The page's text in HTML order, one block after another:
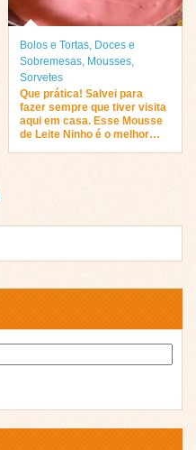
Bolos e Tortas, Doces e
Sobremesas, Mousses,
Sorvetes
Que prática! Salvei para
fazer sempre que tiver visita
aqui em casa. Esse Mousse
de Leite Ninho é o melhor…